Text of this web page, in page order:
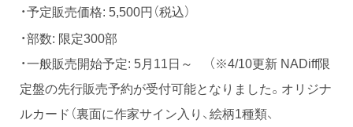
・予定販売価格: 5,500円（税込）
・部数: 限定300部
・一般販売開始予定: 5月11日～ （※4/10更新 NADiff限
定盤の先行販売予約が受付可能となりました。オリジナ
ルカード（裏面に作家サイン入り、絵柄1種類、